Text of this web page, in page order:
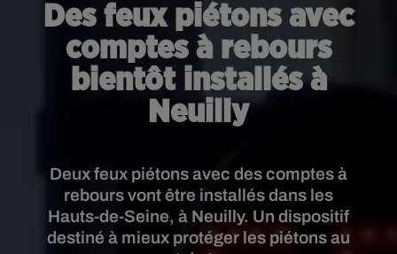
Des feux piétons avec
comptes à rebours
bientôt installés à
Neuilly
Deux feux piétons avec des comptes à
rebours vont être installés dans les
Hauts-de-Seine, à Neuilly. Un dispositif
destiné à mieux protéger les piétons au